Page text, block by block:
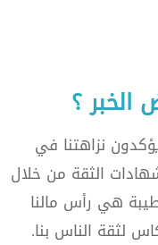
؟
نزاهتنا في
الثقة من خلال
هي رأس مالنا
لثقة الناس بنا.